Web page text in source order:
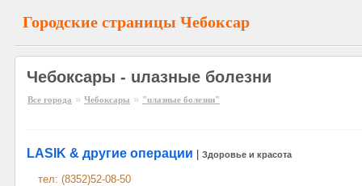
Городские страницы Чебоксар
Чебоксары - uлазные болезни
Все города » Чебоксары » "uлазные болезни"
LASIK & другие операции Здоровье и красота
тел: (8352)52-08-50